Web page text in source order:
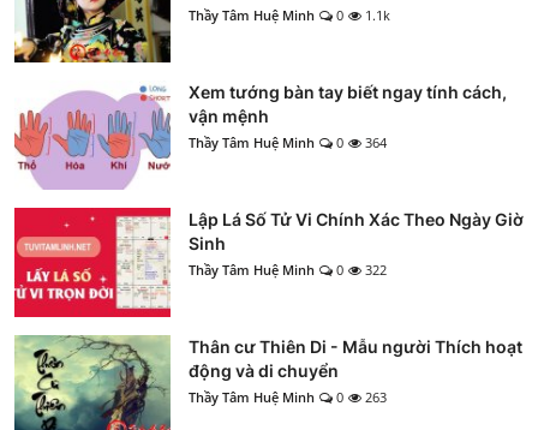
Thầy Tâm Huệ Minh 0 1.1k
Xem tướng bàn tay biết ngay tính cách,
vận mệnh
Thầy Tâm Huệ Minh 0 364
Lập Lá Số Tử Vi Chính Xác Theo Ngày Giờ
Sinh
Thầy Tâm Huệ Minh 0 322
Thân cư Thiên Di - Mẫu người Thích hoạt
động và di chuyển
Thầy Tâm Huệ Minh 0 263